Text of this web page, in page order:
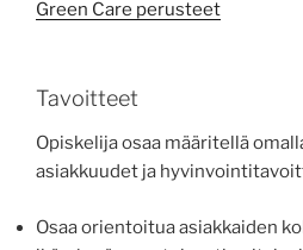
Green Care perusteet
Tavoitteet
Opiskelija osaa määritellä
asiakkuudet ja
Osaa orientoitua asiakkaiden